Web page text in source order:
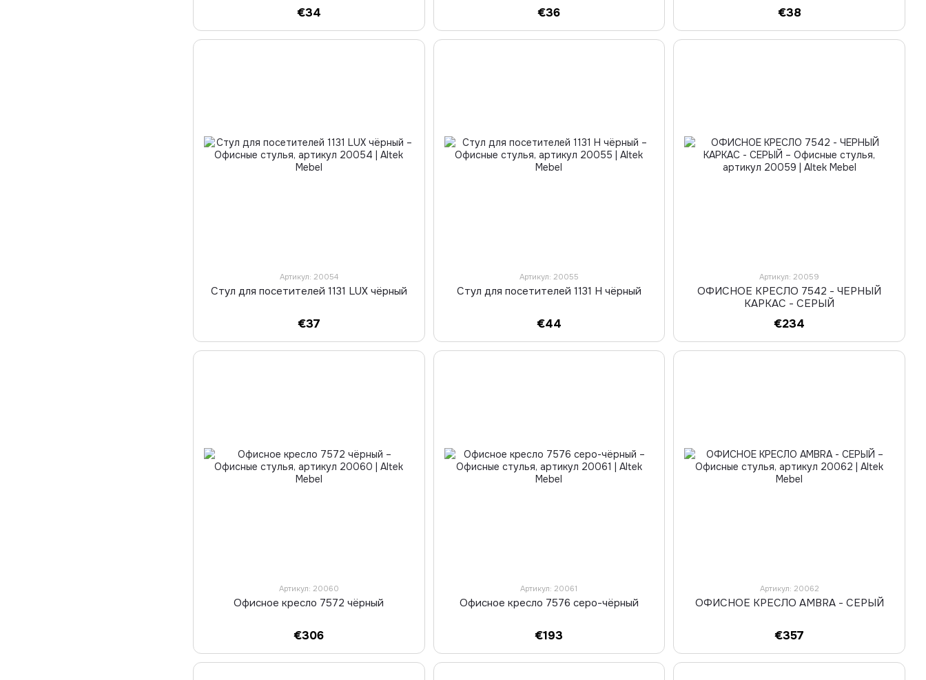
€34 €36 €38
Артикул: 20054
Стул для посетителей 1131 LUX чёрный
€37
Артикул: 20055
Стул для посетителей 1131 H чёрный
€44
Артикул: 20059
ОФИСНОЕ КРЕСЛО 7542 - ЧЕРНЫЙ
КАРКАС - СЕРЫЙ
€234
Артикул: 20060
Офисное кресло 7572 чёрный
€306
Артикул: 20061
Офисное кресло 7576 серо-чёрный
€193
Артикул: 20062
ОФИСНОЕ КРЕСЛО AMBRA - СЕРЫЙ
€357